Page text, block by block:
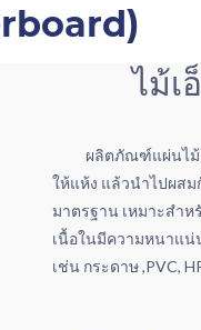
ไม้เ
ผลิตภัณฑ์แผ่นไม้
ให้แห้ง แล้วนำไปผส
มาตรฐาน เหมาะสำ
เนื้อในมีความหนาแน่
เช่น กระดาษ ,PVC,